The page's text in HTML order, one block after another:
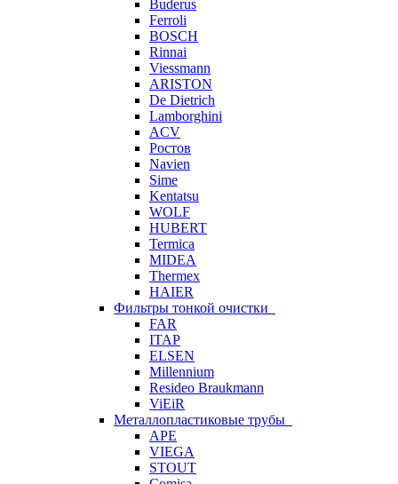
Buderus
Ferroli
BOSCH
Rinnai
Viessmann
ARISTON
De Dietrich
Lamborghini
ACV
Ростов
Navien
Sime
Kentatsu
WOLF
HUBERT
Termica
MIDEA
Thermex
HAIER
Фильтры тонкой очистки
FAR
ITAP
ELSEN
Millennium
Resideo Braukmann
ViEiR
Металлопластиковые трубы
APE
VIEGA
STOUT